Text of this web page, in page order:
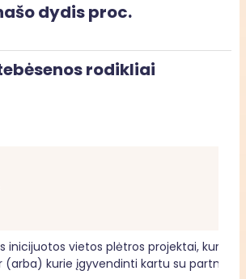
dydis proc.
rodikliai
inicijuotos vietos plėtros projektai,
(arba) kurie įgyvendinti kartu su partneriu